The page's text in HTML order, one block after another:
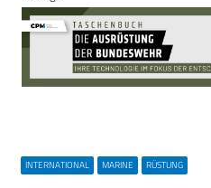
INTERNATIONAL MARINE RÜSTUNG